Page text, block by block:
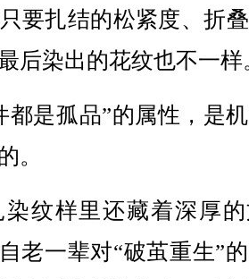
要扎结的松紧度、折
后染出的花纹也不一样
是孤品”的属性，是
。
样里还藏着深厚的
老一辈对“破茧重生”